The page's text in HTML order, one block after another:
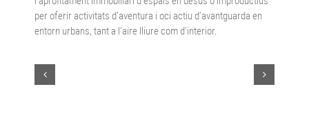
per oferir activitats d’aventura i oci actiu d’avantguarda en
entorn urbans, tant a l’aire lliure com d’interior.